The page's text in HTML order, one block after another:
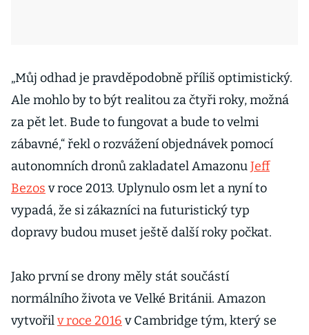
„Můj odhad je pravděpodobně příliš optimistický.
Ale mohlo by to být realitou za čtyři roky, možná
za pět let. Bude to fungovat a bude to velmi
zábavné,“ řekl o rozvážení objednávek pomocí
autonomních dronů zakladatel AmazonuJeff
Bezos v roce 2013. Uplynulo osm let a nyní to
vypadá, že si zákazníci na futuristický typ
dopravy budou muset ještě další roky počkat.
Jako první se drony měly stát součástí
normálního života ve Velké Británii. Amazon
vytvořilv roce 2016 v Cambridge tým, který se